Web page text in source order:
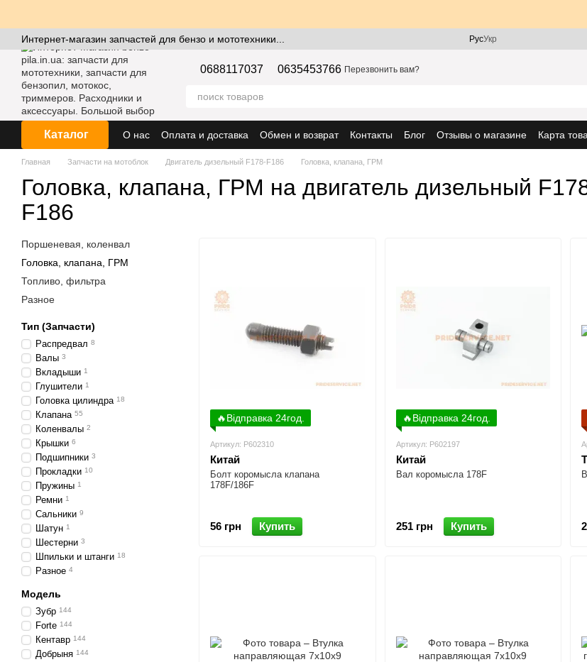
Интернет-магазин запчастей для бензо и мототехники... РусУкр
0688117037 0635453766 Перезвонить вам?
Каталог О нас Оплата и доставка Обмен и возврат Контакты Блог Отзывы о магазине Карта
Главная Запчасти на мотоблок Двигатель дизельный F178-F186 Головка, клапана, ГРМ
Головка, клапана, ГРМ на двигатель дизельный
F186
🔥Відправка 24год.
Артикул: P602310
Китай
Болт коромысла клапана
178F/186F
56 грн Купить
🔥Відправка 24год.
Артикул: P602197
Китай
Вал коромысла 178F
251 грн Купить
Поршеневая, коленвал
Головка, клапана, ГРМ
Топливо, фильтра
Разное
Тип (Запчасти)
Распредвал 8
Валы 3
Вкладыши 1
Глушители 1
Головка цилиндра 18
Клапана 55
Коленвалы 2
Крышки 6
Подшипники 3
Прокладки 10
Пружины 1
Ремни 1
Сальники 9
Шатун 1
Шестерни 3
Шпильки и штанги 18
Разное 4
Модель
Зубр 144
Forte 144
Кентавр 144
Добрыня 144